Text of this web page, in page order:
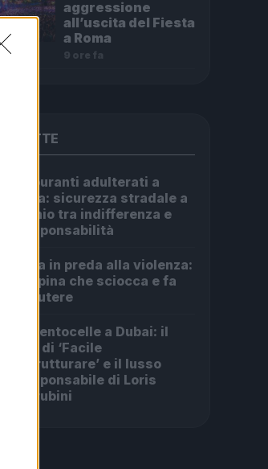
aggressione
all’uscita del Fiesta
a Roma
9 ore fa
PIÙ LETTE
Carburanti adulterati a
Roma: sicurezza stradale a
rischio tra indifferenza e
irresponsabilità
Roma in preda alla violenza:
la rapina che sciocca e fa
discutere
Da Centocelle a Dubai: il
crac di ‘Facile
Ristrutturare’ e il lusso
irresponsabile di Loris
Cherubini